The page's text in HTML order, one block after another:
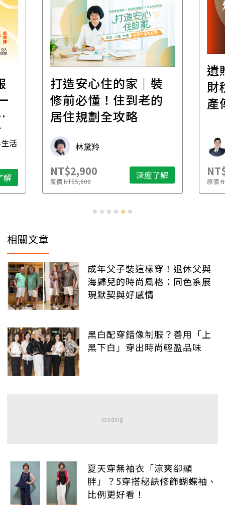
活
解
打造安心住的家｜裝
修前必懂！住到老的
居住規劃全攻略
林黛羚
NT$2,900
原價NT$5,600 深度了解
遺
財
產
原價
相關文章
成年父子裝這樣穿！退休父與
海歸兒的時尚風格：同色系展
現默契與好感情
黑白配穿錯像制服？善用「上
黑下白」穿出時尚輕盈品味
夏天穿無袖衣「涼爽卻顯
胖」？5穿搭秘訣修飾蝴蝶袖、
比例更好看！